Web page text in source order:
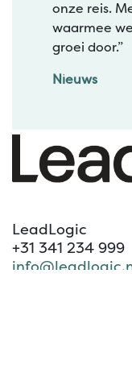
onze reis.
waarmee
groei door.”
Nieuws
LeadLogic
+31 341 234 999